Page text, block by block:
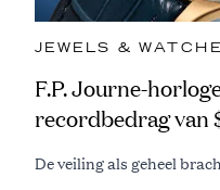
JEWELS &
F.P. Journe-
recordbedrag van
De veiling als geheel